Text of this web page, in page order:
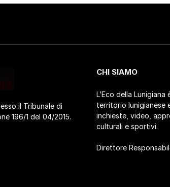
il Tribunale di
196/1 del 04/2015.
CHI SIAMO
L’Eco della
territorio lunigianese
inchieste, video,
culturali e sportivi.
Direttore